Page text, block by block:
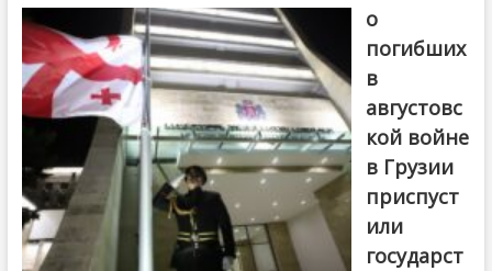
о
погибших
в
августовс
кой войне
в Грузии
приспуст
или
государст